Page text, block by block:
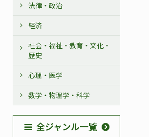
法律・政治
経済
社会・福祉・教育・文化・
歴史
心理・医学
数学・物理学・科学
全ジャンル一覧